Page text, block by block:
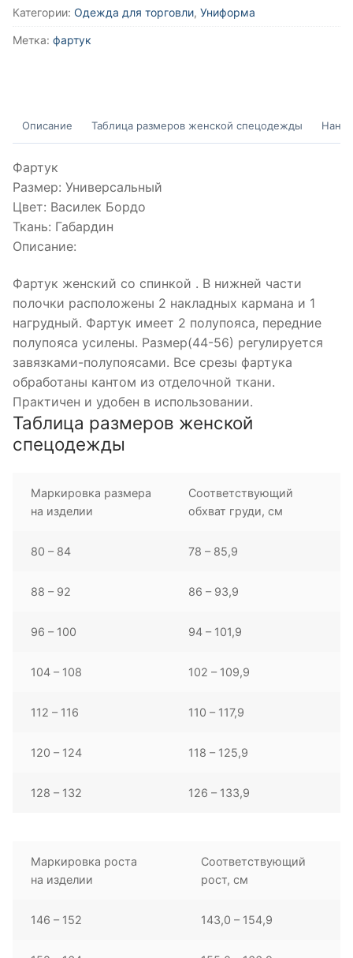
Категории: Одежда для торговли, Униформа
Метка: фартук
Описание Таблица размеров женской спецодежды
Фартук
Размер: Универсальный
Цвет: Василек Бордо
Ткань: Габардин
Описание:
Фартук женский со спинкой . В нижней части
полочки расположены 2 накладных кармана и 1
нагрудный. Фартук имеет 2 полупояса, передние
полупояса усилены. Размер(44-56) регулируется
завязками-полупоясами. Все срезы фартука
обработаны кантом из отделочной ткани.
Практичен и удобен в использовании.
Таблица размеров женской
спецодежды
Маркировка размера
на изделии
Соответствующий
обхват груди, см
80 – 84 78 – 85,9
88 – 92 86 – 93,9
96 – 100 94 – 101,9
104 – 108 102 – 109,9
112 – 116 110 – 117,9
120 – 124 118 – 125,9
128 – 132 126 – 133,9
Маркировка роста
на изделии
Соответствующий
рост, см
146 – 152 143,0 – 154,9